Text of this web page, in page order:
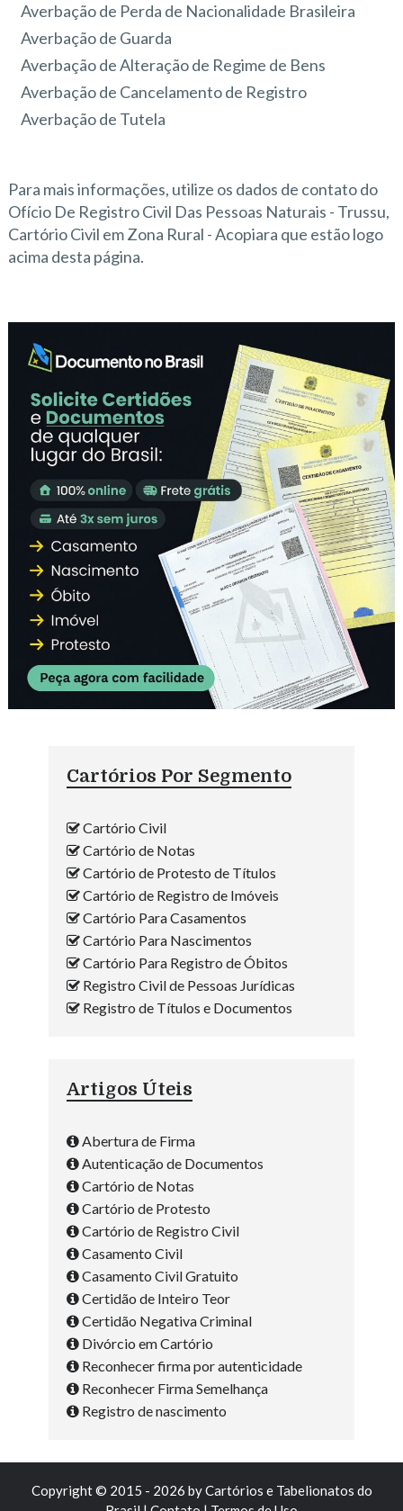
Averbação de Perda de Nacionalidade Brasileira
Averbação de Guarda
Averbação de Alteração de Regime de Bens
Averbação de Cancelamento de Registro
Averbação de Tutela
Para mais informações, utilize os dados de contato do
Ofício De Registro Civil Das Pessoas Naturais - Trussu,
Cartório Civil em Zona Rural - Acopiara que estão logo
acima desta página.
Cartórios Por Segmento
Cartório Civil
Cartório de Notas
Cartório de Protesto de Títulos
Cartório de Registro de Imóveis
Cartório Para Casamentos
Cartório Para Nascimentos
Cartório Para Registro de Óbitos
Registro Civil de Pessoas Jurídicas
Registro de Títulos e Documentos
Artigos Úteis
Abertura de Firma
Autenticação de Documentos
Cartório de Notas
Cartório de Protesto
Cartório de Registro Civil
Casamento Civil
Casamento Civil Gratuito
Certidão de Inteiro Teor
Certidão Negativa Criminal
Divórcio em Cartório
Reconhecer firma por autenticidade
Reconhecer Firma Semelhança
Registro de nascimento
Copyright © 2015 - 2026 byCartórios e Tabelionatos do